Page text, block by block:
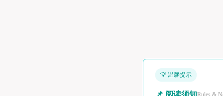
💡 温馨提示
Rules &